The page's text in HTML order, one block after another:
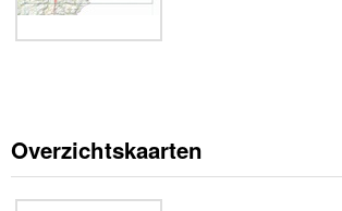
Overzichtskaarten